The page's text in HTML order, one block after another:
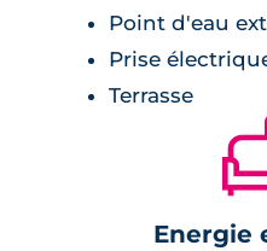
Point d'eau
Prise
Terrasse
Energie